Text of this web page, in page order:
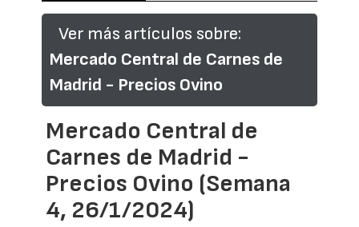
Ver más artículos sobre:
Mercado Central de Carnes de
Madrid - Precios Ovino
Mercado Central de
Carnes de Madrid -
Precios Ovino (Semana
4, 26/1/2024)